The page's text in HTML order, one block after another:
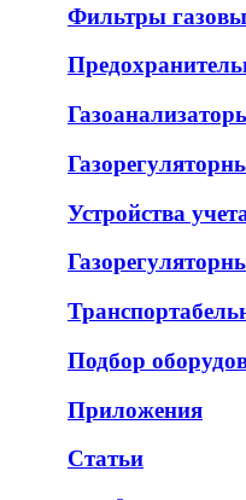
Фильтры
Устройства
Подбор
Приложения
Статьи